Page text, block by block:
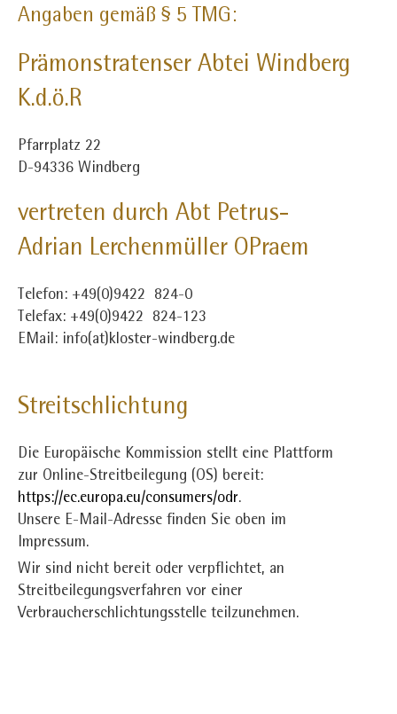
Angaben gemäß § 5 TMG:
Prämonstratenser Abtei Windberg
K.d.ö.R
Pfarrplatz 22
D-94336 Windberg
vertreten durch Abt Petrus-
Adrian Lerchenmüller OPraem
Telefon: +49(0)9422 824-0
Telefax: +49(0)9422 824-123
EMail: info(at)kloster-windberg.de
Streitschlichtung
Die Europäische Kommission stellt eine Plattform
zur Online-Streitbeilegung (OS) bereit:
https://ec.europa.eu/consumers/odr.
Unsere E-Mail-Adresse finden Sie oben im
Impressum.
Wir sind nicht bereit oder verpflichtet, an
Streitbeilegungsverfahren vor einer
Verbraucherschlichtungsstelle teilzunehmen.